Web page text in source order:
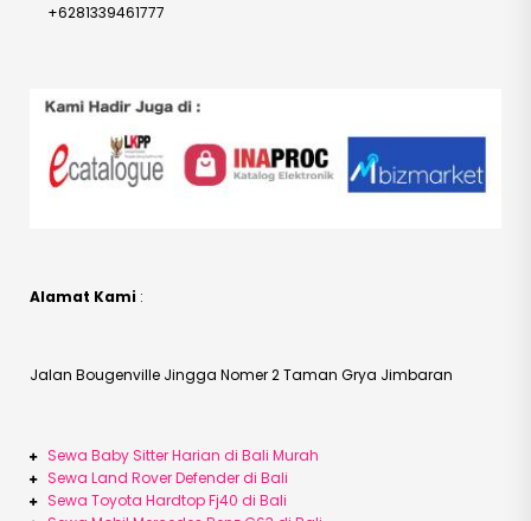
+6281339461777
Alamat Kami :
Jalan Bougenville Jingga Nomer 2 Taman Grya Jimbaran
Sewa Baby Sitter Harian di Bali Murah
Sewa Land Rover Defender di Bali
Sewa Toyota Hardtop Fj40 di Bali